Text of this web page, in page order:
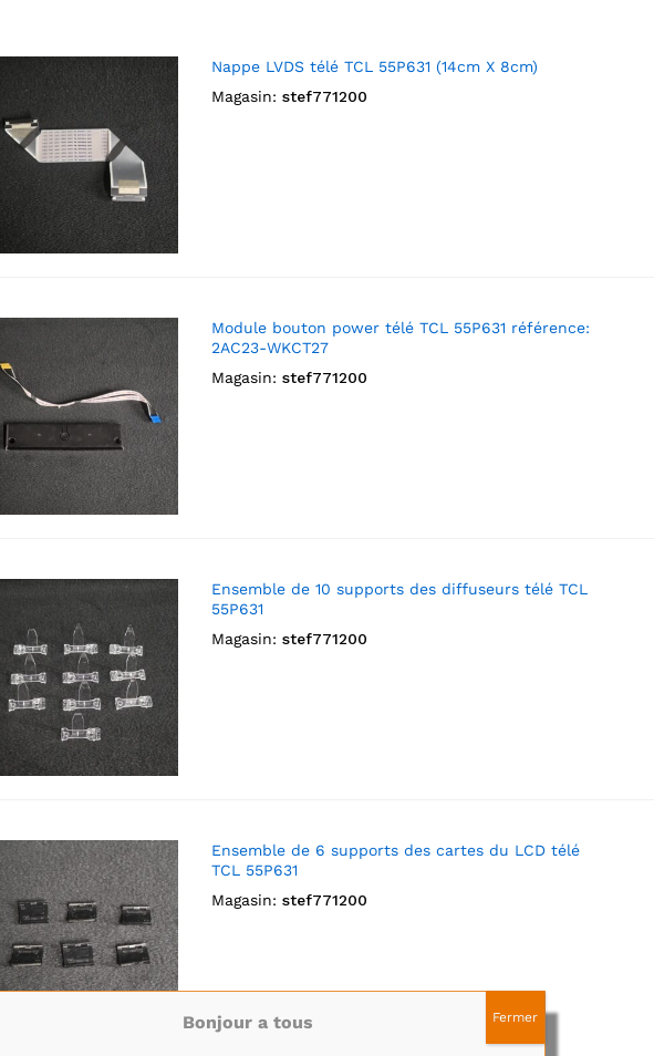
Nappe LVDS télé TCL 55P631 (14cm X 8cm)
Magasin:stef771200
Module bouton power télé TCL 55P631 référence:
2AC23-WKCT27
Magasin:stef771200
Ensemble de 10 supports des diffuseurs télé TCL
55P631
Magasin:stef771200
Ensemble de 6 supports des cartes du LCD télé
TCL 55P631
Magasin:stef771200
Bonjour a tous Fermer